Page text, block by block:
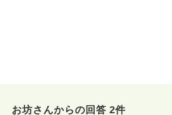
お坊さんからの回答 2件